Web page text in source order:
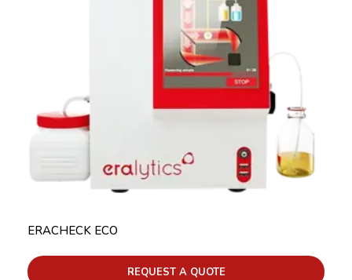
ERACHECK ECO
REQUEST A QUOTE